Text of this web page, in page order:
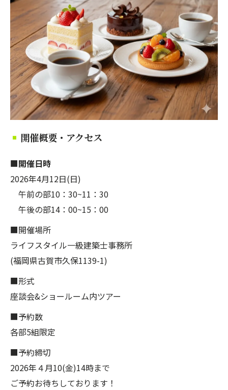
開催概要・アクセス
■開催日時
2026年4月12日(日)
午前の部10：30~11：30
午後の部14：00~15：00
■開催場所
ライフスタイル一級建築士事務所
(福岡県古賀市久保1139-1)
■形式
座談会&ショールーム内ツアー
■予約数
各部5組限定
■予約締切
2026年４月10(金)14時まで
ご予約お待ちしております！